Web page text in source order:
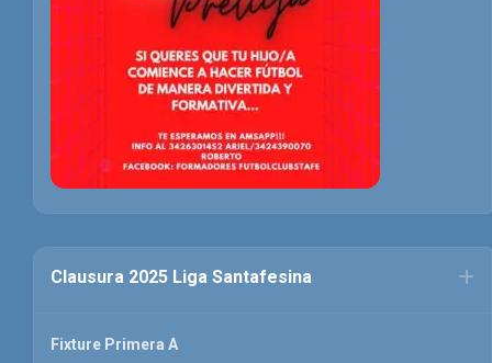
Clausura 2025 Liga Santafesina
Fixture Primera A